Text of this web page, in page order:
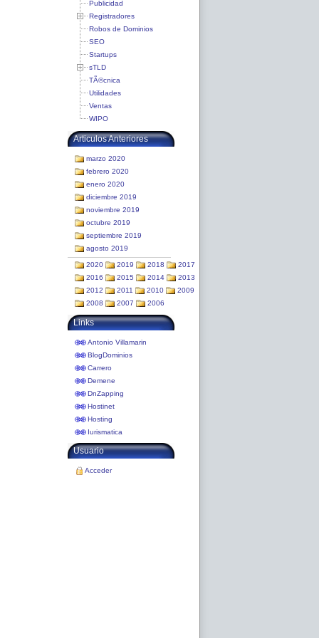
Publicidad
Registradores
Robos de Dominios
SEO
Startups
sTLD
TÃ©cnica
Utilidades
Ventas
WIPO
Articulos Anteriores
marzo 2020
febrero 2020
enero 2020
diciembre 2019
noviembre 2019
octubre 2019
septiembre 2019
agosto 2019
2020 2019 2018
2017
2016
2015 2014
2013
2012
2011 2010
2009
2008
2007 2006
Links
Antonio Villamarin
BlogDominios
Carrero
Demene
DnZapping
Hostinet
Hosting
Iurismatica
Usuario
Acceder